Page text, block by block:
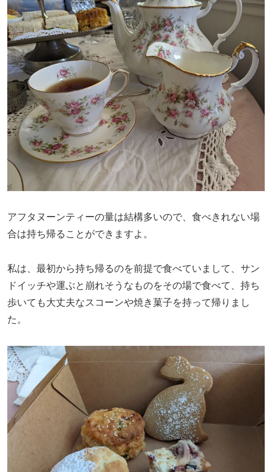
アフタヌーンティーの量は結構多いので、食べきれない場
合は持ち帰ることができますよ。
私は、最初から持ち帰るのを前提で食べていまして、サン
ドイッチや運ぶと崩れそうなものをその場で食べて、持ち
歩いても大丈夫なスコーンや焼き菓子を持って帰りまし
た。